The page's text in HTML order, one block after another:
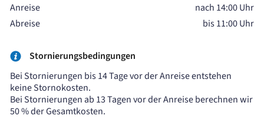
Anreise
nach 14:00 Uhr
Abreise
bis 11:00 Uhr
Stornierungsbedingungen
Bei Stornierungen bis 14 Tage vor der Anreise entstehen
keine Stornokosten.
Bei Stornierungen ab 13 Tagen vor der Anreise berechnen wir
50 % der Gesamtkosten.